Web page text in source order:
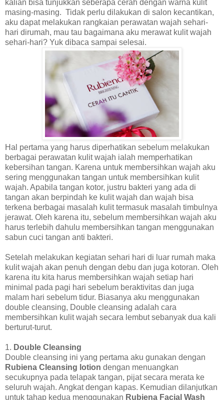
kalian bisa tunjukkan seberapa cerah dengan warna kulit
masing-masing. Tidak perlu dilakukan di salon kecantikan,
aku dapat melakukan rangkaian perawatan wajah sehari-
hari dirumah, mau tau bagaimana aku merawat kulit wajah
sehari-hari? Yuk dibaca sampai selesai.
Hal pertama yang harus diperhatikan sebelum melakukan
berbagai perawatan kulit wajah ialah memperhatikan
kebersihan tangan. Karena untuk membersihkan wajah aku
sering menggunakan tangan untuk membersihkan kulit
wajah. Apabila tangan kotor, justru bakteri yang ada di
tangan akan berpindah ke kulit wajah dan wajah bisa
terkena berbagai masalah kulit termasuk masalah timbulnya
jerawat. Oleh karena itu, sebelum membersihkan wajah aku
harus terlebih dahulu membersihkan tangan menggunakan
sabun cuci tangan anti bakteri.
Setelah melakukan kegiatan sehari hari di luar rumah maka
kulit wajah akan penuh dengan debu dan juga kotoran. Oleh
karena itu kita harus membersihkan wajah setiap hari
minimal pada pagi hari sebelum beraktivitas dan juga
malam hari sebelum tidur. Biasanya aku menggunakan
double cleansing, Double cleansing adalah cara
membersihkan kulit wajah secara lembut sebanyak dua kali
berturut-turut.
1. Double Cleansing
Double cleansing ini yang pertama aku gunakan dengan
Rubiena Cleansing lotion dengan menuangkan
secukupnya pada telapak tangan, pijat secara merata ke
seluruh wajah. Angkat dengan kapas. Kemudian dilanjutkan
untuk tahap kedua menggunakan Rubiena Facial Wash